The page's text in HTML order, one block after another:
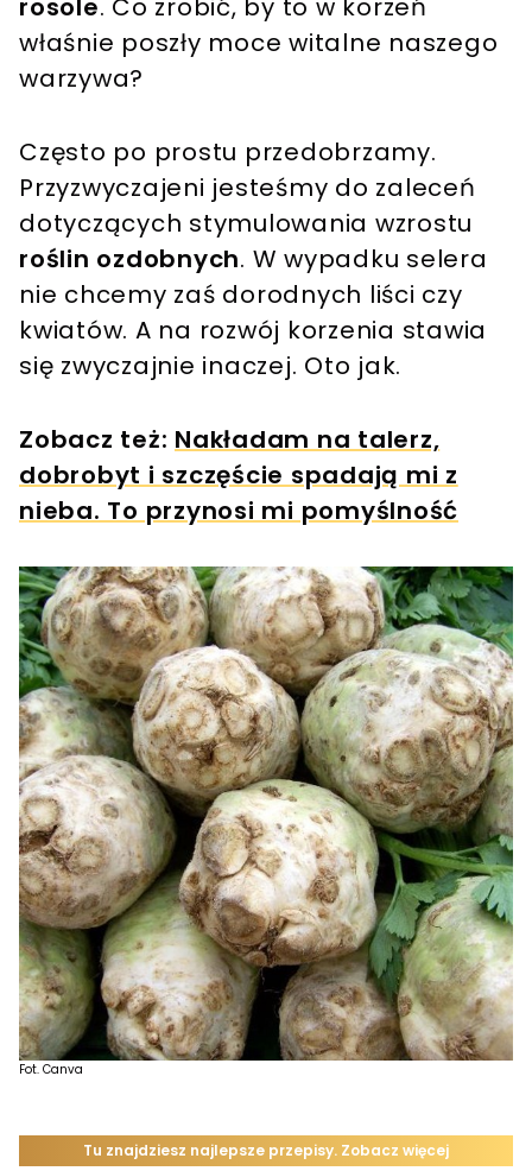
rosole. Co zrobić, by to w korzeń
właśnie poszły moce witalne naszego
warzywa?
Często po prostu przedobrzamy.
Przyzwyczajeni jesteśmy do zaleceń
dotyczących stymulowania wzrostu
roślin ozdobnych. W wypadku selera
nie chcemy zaś dorodnych liści czy
kwiatów. A na rozwój korzenia stawia
się zwyczajnie inaczej. Oto jak.
Zobacz też: Nakładam na talerz,
dobrobyt i szczęście spadają mi z
nieba. To przynosi mi pomyślność
Fot. Canva